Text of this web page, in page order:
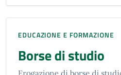
EDUCAZIONE E FORMAZIONE
Borse di studio
Erogazione di borse di